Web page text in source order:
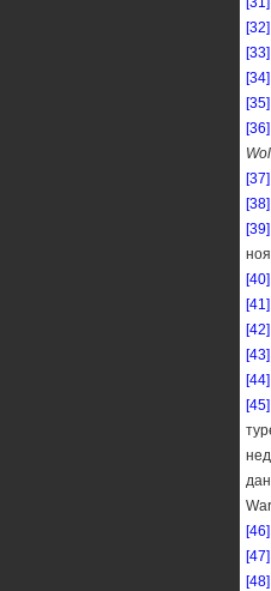
[32]
[33]
[34]
[35]
[36]
[37]
[38]
[39]
[40]
[41]
[42]
[43]
[44]
[45]
[46]
[47]
[48]